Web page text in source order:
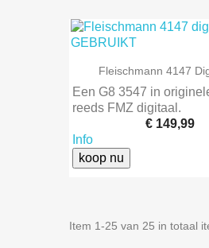
 Snel
Fleischmann 4147
Een G8 3547 in
reeds FMZ digitaal.
€ 149,99
Info
koop nu
Item 1-25 van 25 in totaal